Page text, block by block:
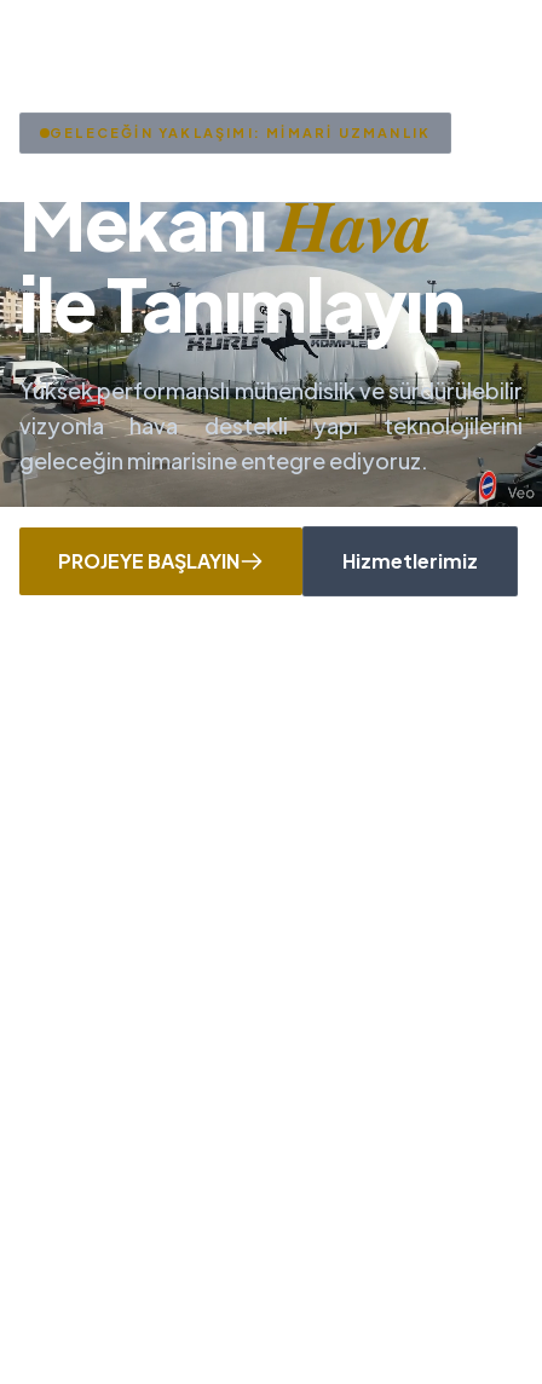
GELECEĞİN YAKLAŞIMI: MİMARİ UZMANLIK
MekanıHava
ile Tanımlayın
Yüksek performanslı mühendislik ve sürdürülebilir
vizyonla hava destekli yapı teknolojilerini
geleceğin mimarisine entegre ediyoruz.
PROJEYE BAŞLAYIN Hizmetlerimiz